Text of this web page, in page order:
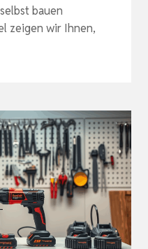
bauen
zeigen wir Ihnen,